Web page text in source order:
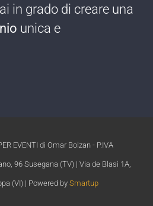
in grado di creare una
unica e
EVENTI di Omar Bolzan - P.IVA
96 Susegana (TV) | Via de Blasi 1A,
(VI) | Powered by Smartup